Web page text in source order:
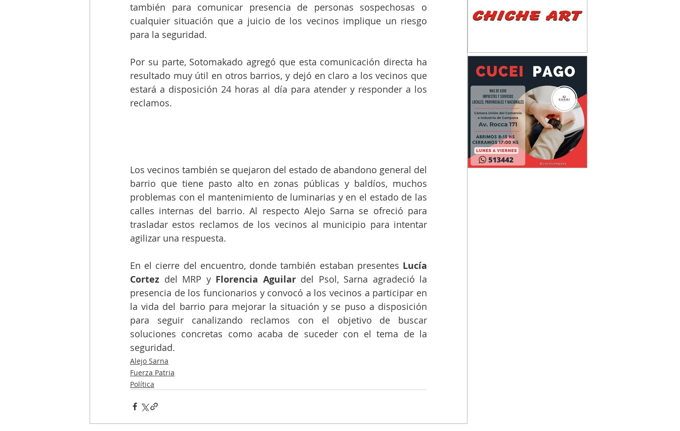
también para comunicar presencia de personas sospechosas o
cualquier situación que a juicio de los vecinos implique un riesgo
para la seguridad.
Por su parte, Sotomakado agregó que esta comunicación directa ha
resultado muy útil en otros barrios, y dejó en claro a los vecinos que
estará a disposición 24 horas al día para atender y responder a los
reclamos.
Los vecinos también se quejaron del estado de abandono general del
barrio que tiene pasto alto en zonas públicas y baldíos, muchos
problemas con el mantenimiento de luminarias y en el estado de las
calles internas del barrio. Al respecto Alejo Sarna se ofreció para
trasladar estos reclamos de los vecinos al municipio para intentar
agilizar una respuesta.
En el cierre del encuentro, donde también estaban presentes Lucía
Cortez del MRP y Florencia Aguilar del Psol, Sarna agradeció la
presencia de los funcionarios y convocó a los vecinos a participar en
la vida del barrio para mejorar la situación y se puso a disposición
para seguir canalizando reclamos con el objetivo de buscar
soluciones concretas como acaba de suceder con el tema de la
seguridad.
Alejo Sarna
Fuerza Patria
Política